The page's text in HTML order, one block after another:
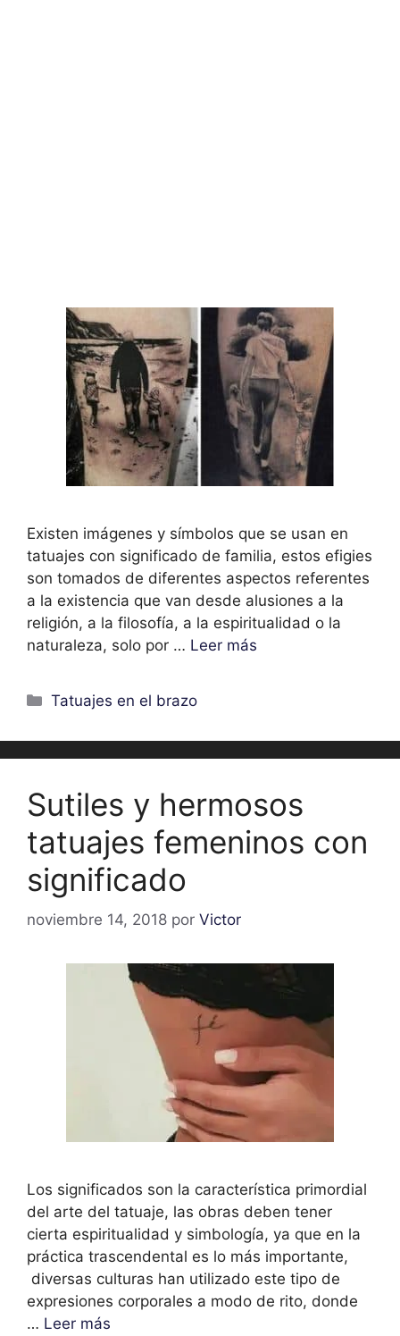
Existen imágenes y símbolos que se usan en
tatuajes con significado de familia, estos efigies
son tomados de diferentes aspectos referentes
a la existencia que van desde alusiones a la
religión, a la filosofía, a la espiritualidad o la
naturaleza, solo por … Leer más
Categorías
Tatuajes en el brazo
Sutiles y hermosos
tatuajes femeninos con
significado
noviembre 14, 2018 por Victor
Los significados son la característica primordial
del arte del tatuaje, las obras deben tener
cierta espiritualidad y simbología, ya que en la
práctica trascendental es lo más importante,
diversas culturas han utilizado este tipo de
expresiones corporales a modo de rito, donde
… Leer más